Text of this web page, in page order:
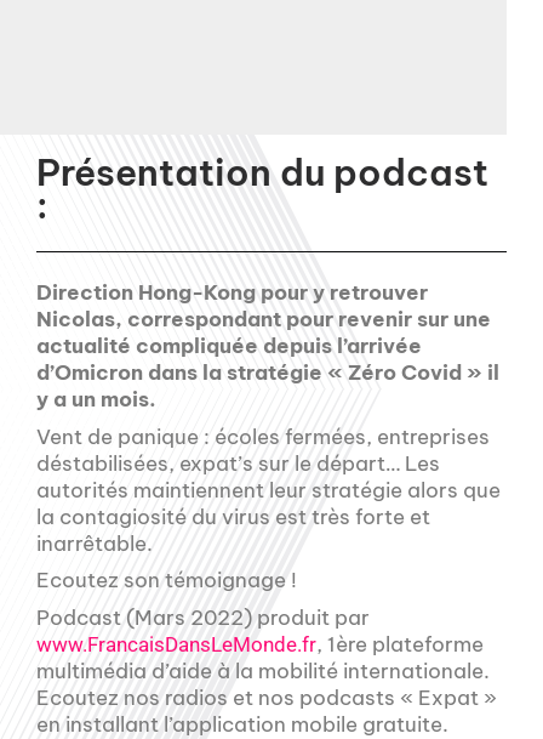
Présentation du podcast
:
Direction Hong-Kong pour y retrouver
Nicolas, correspondant pour revenir sur une
actualité compliquée depuis l’arrivée
d’Omicron dans la stratégie « Zéro Covid » il
y a un mois.
Vent de panique : écoles fermées, entreprises
déstabilisées, expat’s sur le départ… Les
autorités maintiennent leur stratégie alors que
la contagiosité du virus est très forte et
inarrêtable.
Ecoutez son témoignage !
Podcast (Mars 2022) produit par
www.FrancaisDansLeMonde.fr, 1ère plateforme
multimédia d’aide à la mobilité internationale.
Ecoutez nos radios et nos podcasts « Expat »
en installant l’application mobile gratuite.